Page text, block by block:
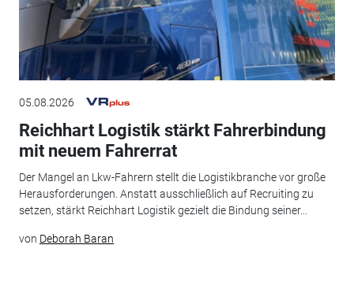
05.08.2026
Reichhart Logistik stärkt Fahrerbindung
mit neuem Fahrerrat
Der Mangel an Lkw-Fahrern stellt die Logistikbranche vor große
Herausforderungen. Anstatt ausschließlich auf Recruiting zu
setzen, stärkt Reichhart Logistik gezielt die Bindung seiner...
von Deborah Baran